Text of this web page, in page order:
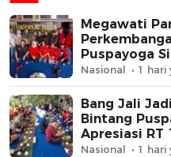
Megawati
Puspayoga
Nasional 1 hari
Bang Jali
Bintang
Apresiasi RT
Nasional 1 hari